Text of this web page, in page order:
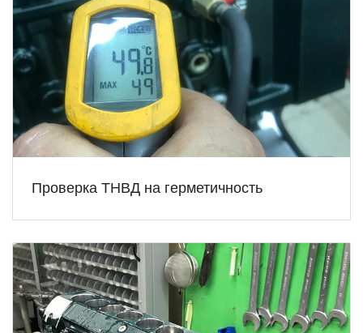
Проверка ТНВД на герметичность